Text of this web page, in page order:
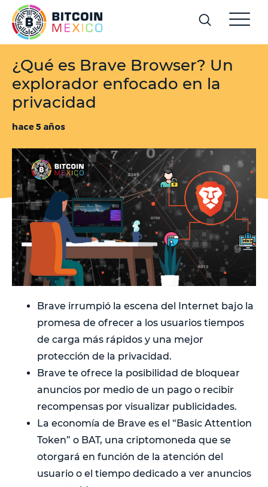
¿Qué es Brave Browser? Un
explorador enfocado en la
privacidad
hace 5 años
Brave irrumpió la escena del Internet bajo la
promesa de ofrecer a los usuarios tiempos
de carga más rápidos y una mejor
protección de la privacidad.
Brave te ofrece la posibilidad de bloquear
anuncios por medio de un pago o recibir
recompensas por visualizar publicidades.
La economía de Brave es el “Basic Attention
Token” o BAT, una criptomoneda que se
otorgará en función de la atención del
usuario o el tiempo dedicado a ver anuncios